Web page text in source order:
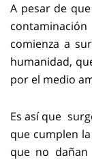
A pesar de
comienza a
humanidad,
por el medio
Es así que
que cumplen
que no